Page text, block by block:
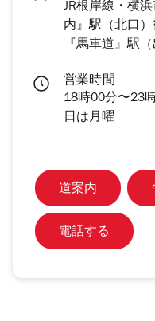
JR根岸線・横
内』駅（北口
『馬車道』駅
営業時間
18時00分〜23
日は月曜
道案内
電話する